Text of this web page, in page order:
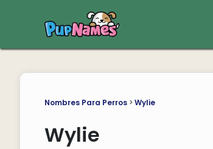
Nombres Para Perros> Wylie
Wylie